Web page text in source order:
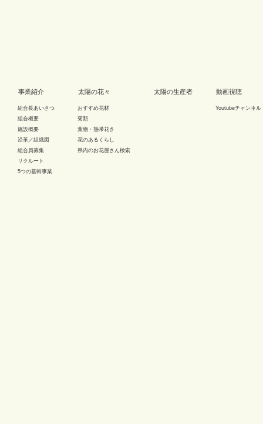
事業紹介
組合長あいさつ
組合概要
施設概要
沿革／組織図
組合員募集
リクルート
5つの基幹事業
太陽の花々
おすすめ花材
菊類
葉物・熱帯花き
花のあるくらし
県内のお花屋さん検索
太陽の生産者 動画視聴
Youtubeチャンネル